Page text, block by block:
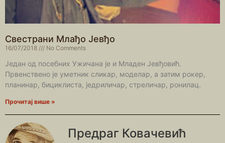
Свестрани Млађо Јевђо
16/07/2018 No Comments
Један од посебних Ужичана је и Младен Јевђовић.
Првенствено је уметник сликар, моделар, а затим рокер,
планинар, бициклиста, једриличар, стреличар, ронилац.
Прочитај више »
Предраг Ковачевић